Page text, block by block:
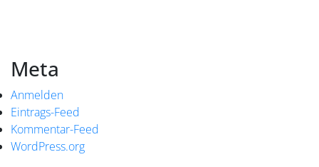
Meta
Anmelden
Eintrags-Feed
Kommentar-Feed
WordPress.org